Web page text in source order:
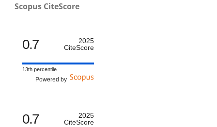
Scopus CiteScore
0.7
2025
CiteScore
13th percentile
Powered by
0.7
2025
CiteScore